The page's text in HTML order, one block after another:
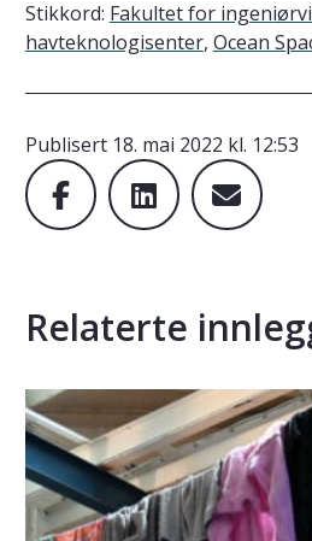
Stikkord: Fakultet for
havteknologisenter, Ocean
Publisert 18. mai 2022 kl. 12:53
Relaterte